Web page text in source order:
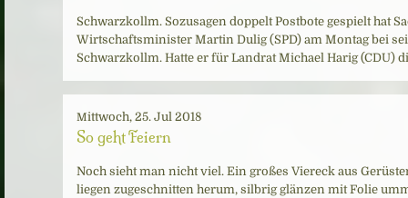
Schwarzkollm. Sozusagen doppelt Postbote gespielt hat
Wirtschaftsminister Martin Dulig (SPD) am Montag bei
Schwarzkollm. Hatte er für Landrat Michael Harig (CDU)
Mittwoch, 25. Jul 2018
So geht Feiern
Noch sieht man nicht viel. Ein großes Viereck aus
liegen zugeschnitten herum, silbrig glänzen mit Folie